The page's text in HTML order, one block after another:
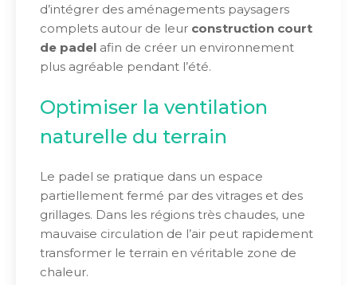
d’intégrer des aménagements paysagers
complets autour de leur construction court
de padel afin de créer un environnement
plus agréable pendant l’été.
Optimiser la ventilation
naturelle du terrain
Le padel se pratique dans un espace
partiellement fermé par des vitrages et des
grillages. Dans les régions très chaudes, une
mauvaise circulation de l’air peut rapidement
transformer le terrain en véritable zone de
chaleur.